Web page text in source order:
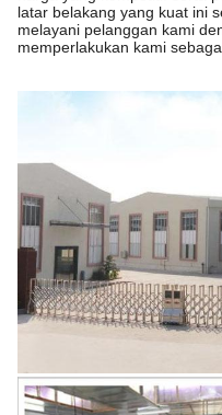
latar belakang yang kuat ini
melayani pelanggan kami
memperlakukan kami